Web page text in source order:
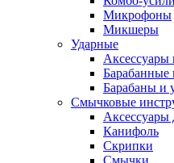
Микрофоны
Микшеры
Ударные
Аксессуары
Барабанные
Барабаны и
Смычковые
Аксессуары
Канифоль
Скрипки
Смычки